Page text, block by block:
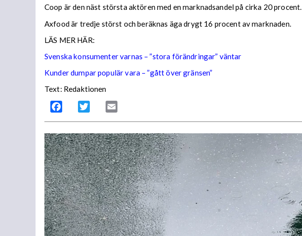
Coop är den näst största aktören med en marknadsandel på cirka 20 procent.
Axfood är tredje störst och beräknas äga drygt 16 procent av marknaden.
LÄS MER HÄR:
Svenska konsumenter varnas – ”stora förändringar” väntar
Kunder dumpar populär vara – ”gått över gränsen”
Text: Redaktionen
Facebook Twitter